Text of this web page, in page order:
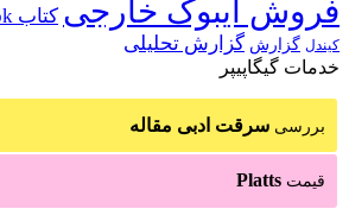
فروش ایبوک خارجی کتاب eBook
کیندل گزارش گزارش تحلیلی
خدمات گیگاپیپر
بررسی سرقت ادبی مقاله
قیمت Platts